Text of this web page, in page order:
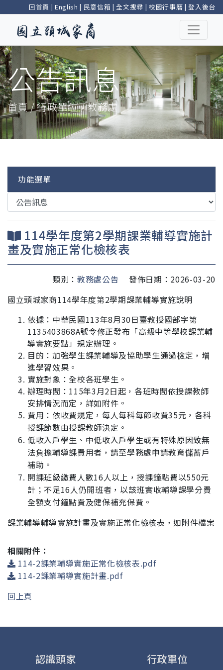
回首頁 | English | 民意信箱 |全文搜尋 | 校園行事曆 |登入後台
公告訊息
首頁 / 行政單位 / 教務處
功能選單
114學年度第2學期課業輔導實施計
畫及實施正常化檢核表
類別： 教務處公告
發佈日期：2026-03-20
國立頭城家商114學年度第2學期課業輔導實施說明
依據： 中華民國113年8月30日臺教授國部字第
1135403868A號令修正發布 「高級中等學校課業輔
導實施要點」規定辦理。
目的：加強學生課業輔導及協助學生通過檢定，增
進學習效果。
實施對象：全校各班學生。
辦理時間： 115年3月2日起，各班時間依授課教師
安排情況而定，詳如附件。
費用：依收費規定，每人每科每節收費35元，各科
授課節數由授課教師決定。
低收入戶學生、中低收入戶學生或有特殊原因致無
法負擔輔導課費用者，請至學務處申請教育儲蓄戶
補助。
開課班級繳費人數16人以上，授課鐘點費以550元
計；不足16人仍開班者，以該班實收輔導課學分費
全額支付鐘點費及健保補充保費。
課業輔導輔導實施計畫及實施正常化檢核表，如附件檔案
相關附件：
114-2課業輔導實施正常化檢核表.pdf
114-2課業輔導實施計畫.pdf
回上頁
認識頭家 行政單位